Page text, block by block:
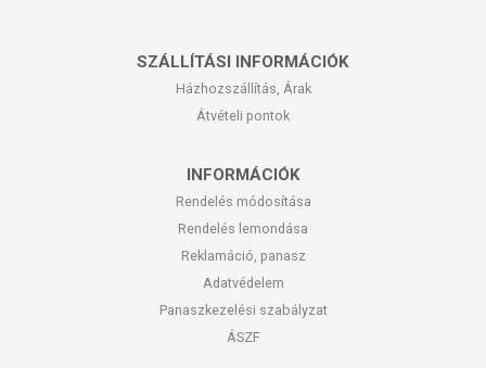
SZÁLLÍTÁSI INFORMÁCIÓK
Házhozszállítás, Árak
Átvételi pontok
INFORMÁCIÓK
Rendelés módosítása
Rendelés lemondása
Reklamáció, panasz
Adatvédelem
Panaszkezelési szabályzat
ÁSZF